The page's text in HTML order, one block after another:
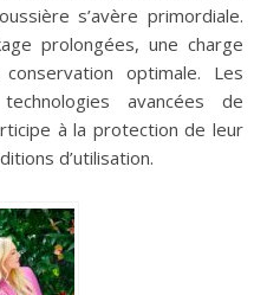
s’avère primordiale.
prolongées, une charge
optimale. Les
avancées de
à la protection de leur
d’utilisation.